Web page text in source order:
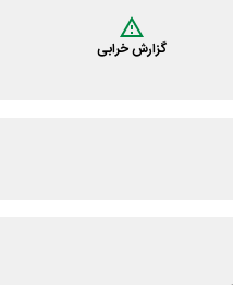
گزارش خرابی